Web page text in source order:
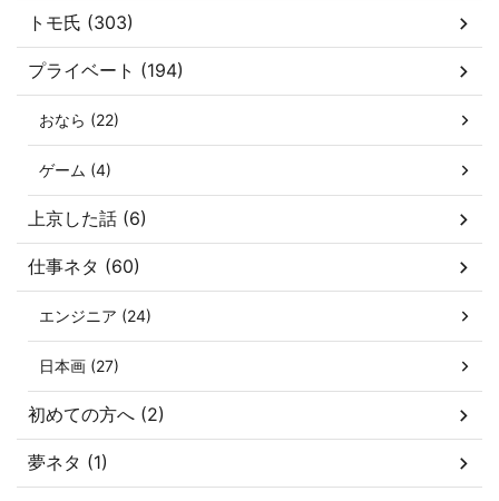
トモ氏 (303)
プライベート (194)
おなら (22)
ゲーム (4)
上京した話 (6)
仕事ネタ (60)
エンジニア (24)
日本画 (27)
初めての方へ (2)
夢ネタ (1)